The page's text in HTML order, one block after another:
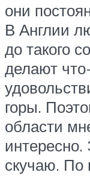
они
В Англии
до такого
делают
горы.
области
интересно.
скучаю. По